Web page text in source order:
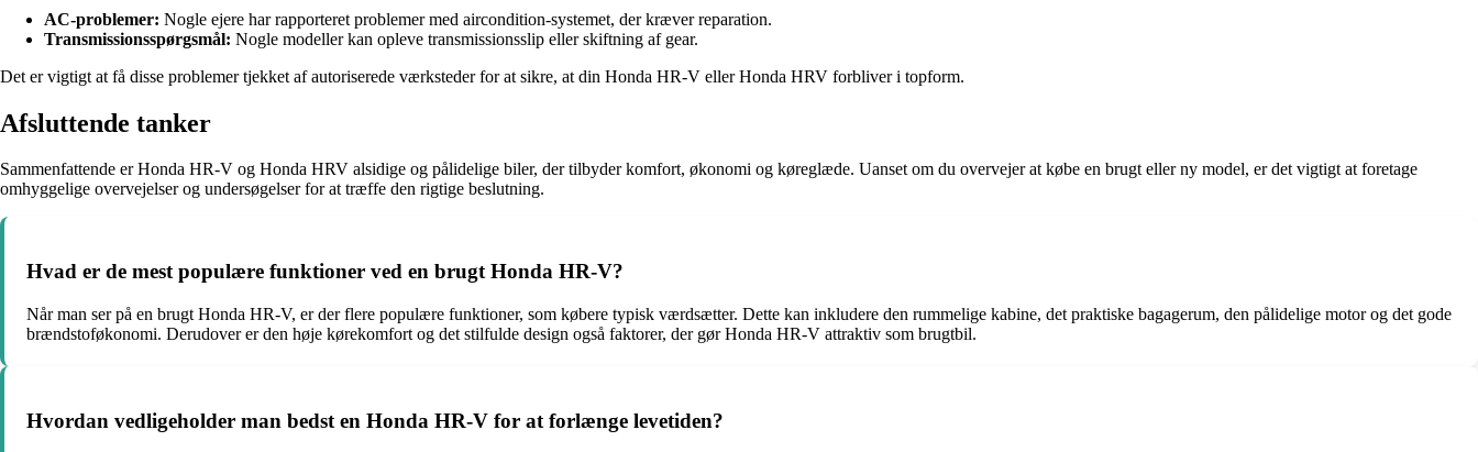
AC-problemer: Nogle ejere har rapporteret problemer med aircondition-systemet, der kræver reparation.
Transmissionsspørgsmål: Nogle modeller kan opleve transmissionsslip eller skiftning af gear.
Det er vigtigt at få disse problemer tjekket af autoriserede værksteder for at sikre, at din Honda HR-V eller Honda HRV forbliver i topform.
Afsluttende tanker
Sammenfattende er Honda HR-V og Honda HRV alsidige og pålidelige biler, der tilbyder komfort, økonomi og køreglæde. Uanset om du overvejer at købe en brugt eller ny model, er det vigtigt at foretage
omhyggelige overvejelser og undersøgelser for at træffe den rigtige beslutning.
Hvad er de mest populære funktioner ved en brugt Honda HR-V?
Når man ser på en brugt Honda HR-V, er der flere populære funktioner, som købere typisk værdsætter. Dette kan inkludere den rummelige kabine, det praktiske bagagerum, den pålidelige motor og det gode
brændstoføkonomi. Derudover er den høje kørekomfort og det stilfulde design også faktorer, der gør Honda HR-V attraktiv som brugtbil.
Hvordan vedligeholder man bedst en Honda HR-V for at forlænge levetiden?